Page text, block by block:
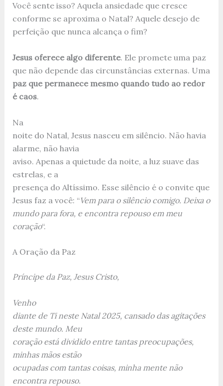
Você sente isso? Aquela ansiedade que cresce
conforme se aproxima o Natal? Aquele desejo de
perfeição que nunca alcança o fim?
Jesus oferece algo diferente. Ele promete uma paz
que não depende das circunstâncias externas. Uma
paz que permanece mesmo quando tudo ao redor
é caos.
Na
noite do Natal, Jesus nasceu em silêncio. Não havia
alarme, não havia
aviso. Apenas a quietude da noite, a luz suave das
estrelas, e a
presença do Altíssimo. Esse silêncio é o convite que
Jesus faz a você: “Vem para o silêncio comigo. Deixa o
mundo para fora, e encontra repouso em meu
coração“.
A Oração da Paz
Príncipe da Paz, Jesus Cristo,
Venho
diante de Ti neste Natal 2025, cansado das agitações
deste mundo. Meu
coração está dividido entre tantas preocupações,
minhas mãos estão
ocupadas com tantas coisas, minha mente não
encontra repouso.